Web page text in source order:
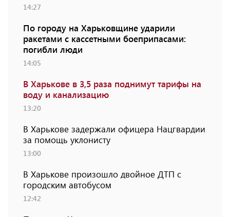
14:27
По городу на Харьковщине ударили
ракетами с кассетными боеприпасами:
погибли люди
14:05
В Харькове в 3,5 раза поднимут тарифы на
воду и канализацию
13:20
В Харькове задержали офицера Нацгвардии
за помощь уклонисту
13:00
В Харькове произошло двойное ДТП с
городским автобусом
12:42